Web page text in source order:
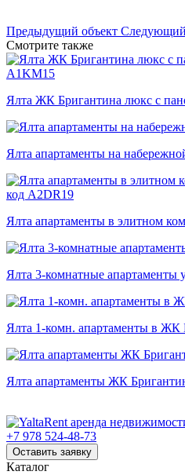
Предыдущий объект Следующий
Смотрите также
Ялта ЖК Бригантина люкс с
Ялта апартаменты на
Ялта апартаменты в элитном
Ялта 3-комнатные апартаменты
Ялта 1-комн. апартаменты в ЖК
Ялта апартаменты ЖК
+7 978 524-48-73
Оставить заявку
Каталог